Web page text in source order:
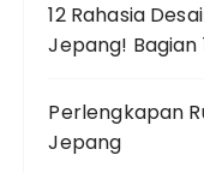
12 Rahasia
Jepang! Bagian
Perlengkapan
Jepang